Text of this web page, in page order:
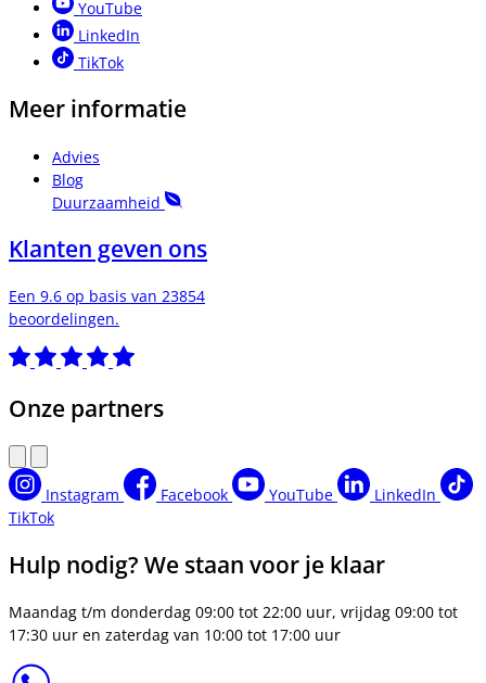
YouTube
LinkedIn
TikTok
Meer informatie
Advies
Blog
Duurzaamheid
Klanten geven ons
Een 9.6 op basis van 23854
beoordelingen.
Onze partners
Instagram Facebook YouTube
LinkedIn
TikTok
Hulp nodig? We staan voor je klaar
Maandag t/m donderdag 09:00 tot 22:00 uur, vrijdag 09:00 tot
17:30 uur en zaterdag van 10:00 tot 17:00 uur